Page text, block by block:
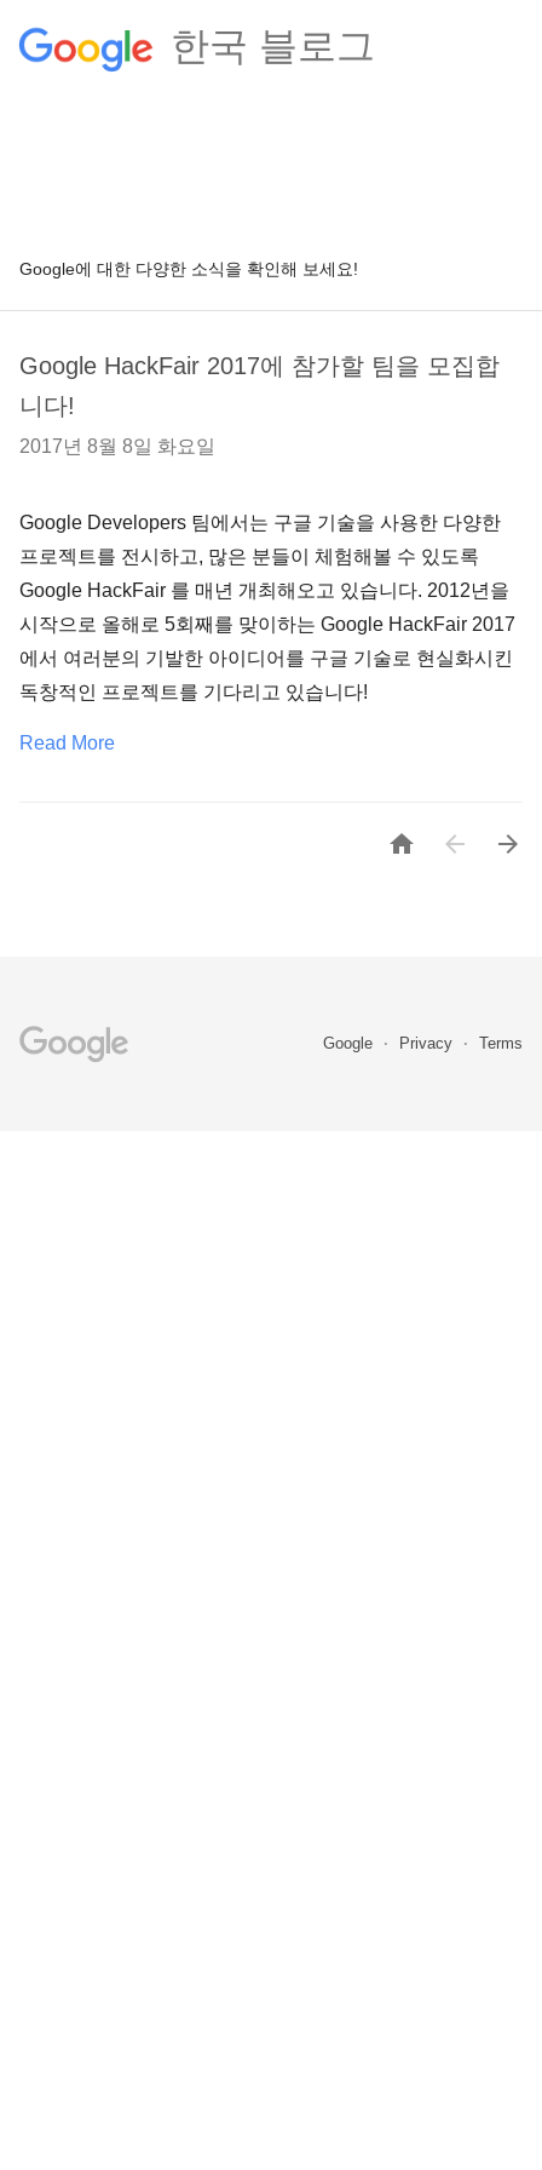
한국 블로그
Google에 대한 다양한 소식을 확인해 보세요!
Google HackFair 2017에 참가할 팀을 모집합
니다!
2017년 8월 8일 화요일
Google Developers 팀에서는 구글 기술을 사용한 다양한
프로젝트를 전시하고, 많은 분들이 체험해볼 수 있도록
Google HackFair 를 매년 개최해오고 있습니다. 2012년을
시작으로 올해로 5회째를 맞이하는 Google HackFair 2017
에서 여러분의 기발한 아이디어를 구글 기술로 현실화시킨
독창적인 프로젝트를 기다리고 있습니다!
Read More
  
Google Privacy Terms